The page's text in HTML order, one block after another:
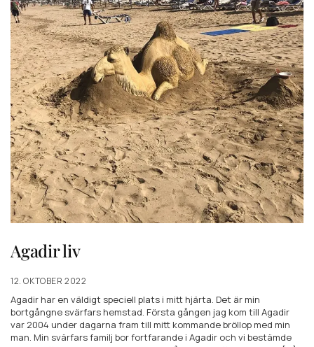
Agadir liv
12. OKTOBER 2022
Agadir har en väldigt speciell plats i mitt hjärta. Det är min
bortgångne svärfars hemstad. Första gången jag kom till Agadir
var 2004 under dagarna fram till mitt kommande bröllop med min
man. Min svärfars familj bor fortfarande i Agadir och vi bestämde